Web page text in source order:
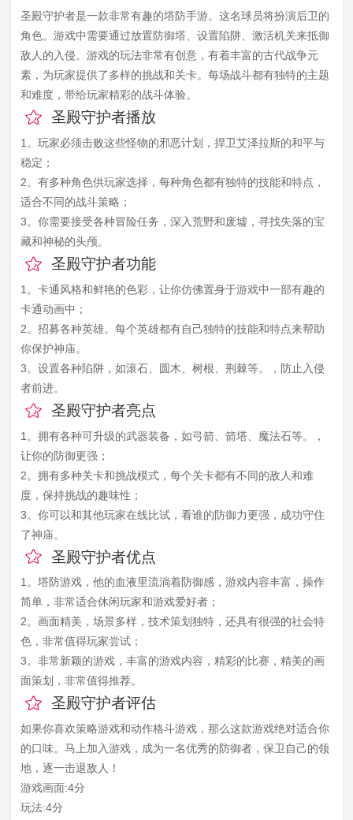
圣殿守护者是一款非常有趣的塔防手游。这名球员将扮演后卫的
角色。游戏中需要通过放置防御塔、设置陷阱、激活机关来抵御
敌人的入侵。游戏的玩法非常有创意，有着丰富的古代战争元
素，为玩家提供了多样的挑战和关卡。每场战斗都有独特的主题
和难度，带给玩家精彩的战斗体验。
圣殿守护者播放
1。玩家必须击败这些怪物的邪恶计划，捍卫艾泽拉斯的和平与
稳定；
2。有多种角色供玩家选择，每种角色都有独特的技能和特点，
适合不同的战斗策略；
3。你需要接受各种冒险任务，深入荒野和废墟，寻找失落的宝
藏和神秘的头颅。
圣殿守护者功能
1。卡通风格和鲜艳的色彩，让你仿佛置身于游戏中一部有趣的
卡通动画中；
2。招募各种英雄。每个英雄都有自己独特的技能和特点来帮助
你保护神庙。
3。设置各种陷阱，如滚石、圆木、树根、荆棘等。，防止入侵
者前进。
圣殿守护者亮点
1。拥有各种可升级的武器装备，如弓箭、箭塔、魔法石等。，
让你的防御更强；
2。拥有多种关卡和挑战模式，每个关卡都有不同的敌人和难
度，保持挑战的趣味性；
3。你可以和其他玩家在线比试，看谁的防御力更强，成功守住
了神庙。
圣殿守护者优点
1。塔防游戏，他的血液里流淌着防御感，游戏内容丰富，操作
简单，非常适合休闲玩家和游戏爱好者；
2。画面精美，场景多样，技术策划独特，还具有很强的社会特
色，非常值得玩家尝试；
3。非常新颖的游戏，丰富的游戏内容，精彩的比赛，精美的画
面策划，非常值得推荐。
圣殿守护者评估
如果你喜欢策略游戏和动作格斗游戏，那么这款游戏绝对适合你
的口味。马上加入游戏，成为一名优秀的防御者，保卫自己的领
地，逐一击退敌人！
游戏画面:4分
玩法:4分